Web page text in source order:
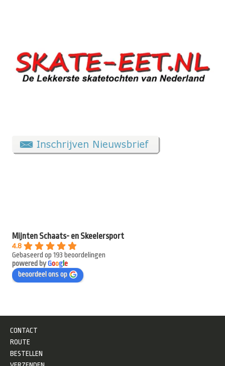
Mijnten Schaats- en Skeelersport
4.8
Gebaseerd op 193 beoordelingen
powered byGooge
beoordeel ons op
CONTACT
ROUTE
BESTELLEN